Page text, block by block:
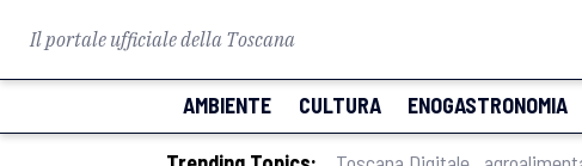
Il portale ufficiale della Toscana
AMBIENTE CULTURA ENOGASTRONOMIA